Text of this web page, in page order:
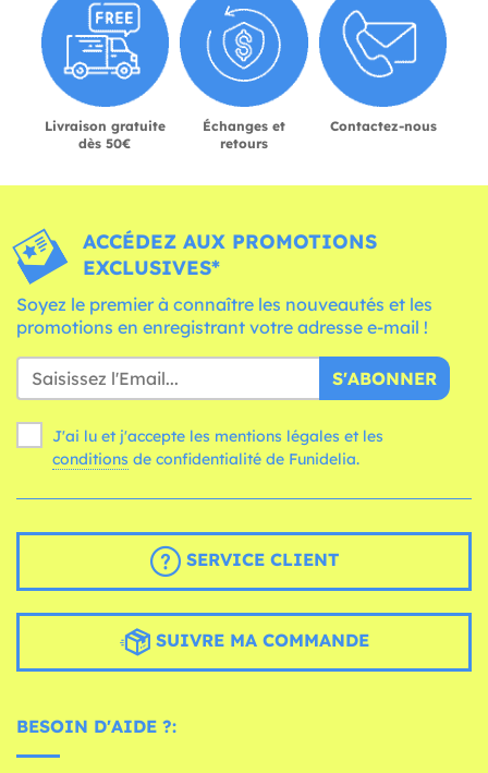
Livraison gratuite
dès 50€
Échanges et
retours
Contactez-nous
ACCÉDEZ AUX PROMOTIONS
EXCLUSIVES*
Soyez le premier à connaître les nouveautés et les
promotions en enregistrant votre adresse e-mail !
S'ABONNER
J'ai lu et j'accepte les mentions légales et les
conditions de confidentialité de Funidelia.
SERVICE CLIENT
SUIVRE MA COMMANDE
BESOIN D'AIDE ?: